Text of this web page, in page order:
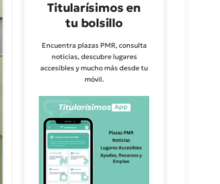
Titularísimos en
tu bolsillo
Encuentra plazas PMR, consulta
noticias, descubre lugares
accesibles y mucho más desde tu
móvil.